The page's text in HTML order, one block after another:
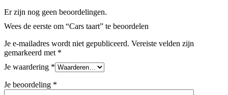
Er zijn nog geen beoordelingen.
Wees de eerste om “Cars taart” te beoordelen
Je e-mailadres wordt niet gepubliceerd. Vereiste velden zijn
gemarkeerd met *
Je waardering *
Je beoordeling *